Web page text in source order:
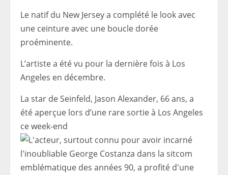
Le natif du New Jersey a complété le look avec
une ceinture avec une boucle dorée
proéminente.
L’artiste a été vu pour la dernière fois à Los
Angeles en décembre.
La star de Seinfeld, Jason Alexander, 66 ans, a
été aperçue lors d’une rare sortie à Los Angeles
ce week-end